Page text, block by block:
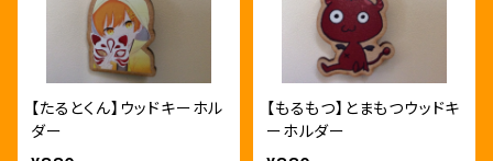
【たるとくん】ウッドキーホル
ダー
【もるもつ】とまもつウッドキ
ーホルダー